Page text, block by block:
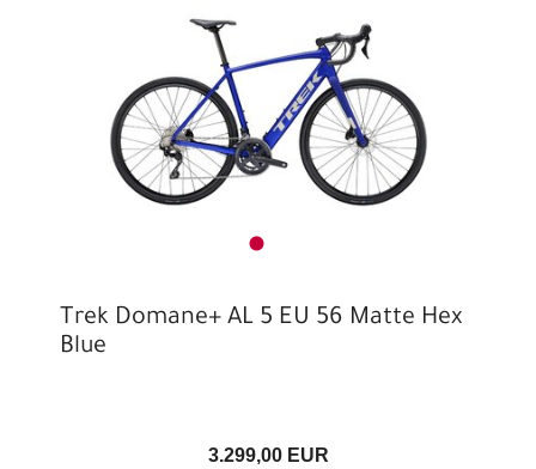
Trek Domane+ AL 5 EU 56 Matte Hex
Blue
3.299,00 EUR